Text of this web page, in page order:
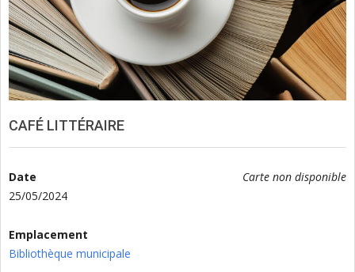
CAFÉ LITTÉRAIRE
Carte non disponible
Date
25/05/2024
Emplacement
Bibliothèque municipale